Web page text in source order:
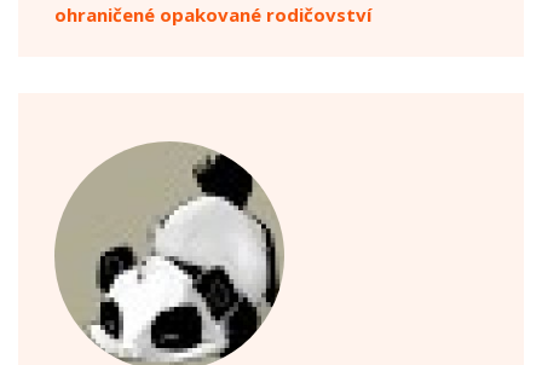
ohraničené opakované rodičovství